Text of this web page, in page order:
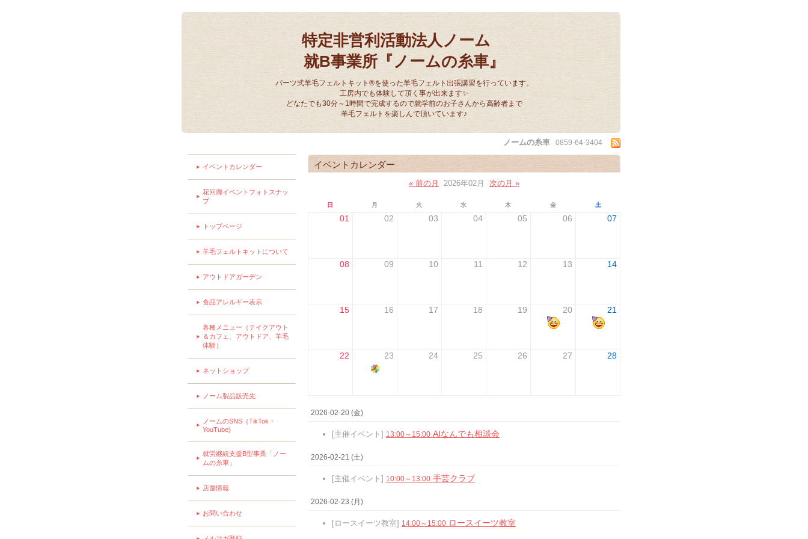
特定非営利活動法人ノーム
就B事業所『ノームの糸車』
パーツ式羊毛フェルトキット®を使った羊毛フェルト出張講習を行っています。
工房内でも体験して頂く事が出来ます✨
どなたでも30分～1時間で完成するので就学前のお子さんから高齢者まで
羊毛フェルトを楽しんで頂いています♪
ノームの糸車 0859-64-3404
イベントカレンダー
« 前の月 2026年02月 次の月 »
日 月 火 水 木 金 土
01 02 03 04 05 06 07
08 09 10 11 12 13 14
15 16 17 18 19 20 21
22 23 24 25 26 27 28
2026-02-20 (金)
[主催イベント] 13:00～15:00 AIなんでも相談会
2026-02-21 (土)
[主催イベント] 10:00～13:00 手芸クラブ
2026-02-23 (月)
[ロースイーツ教室] 14:00～15:00 ロースイーツ教室
イベントカレンダー
花回廊イベントフォトスナッ
プ
トップページ
羊毛フェルトキットについて
アウトドアガーデン
食品アレルギー表示
各種メニュー（テイクアウト
＆カフェ、アウトドア、羊毛
体験）
ネットショップ
ノーム製品販売先
ノームのSNS（TikTok・
YouTube)
就労継続支援B型事業「ノー
ムの糸車」
店舗情報
お問い合わせ